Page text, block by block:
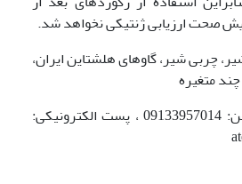
صحت ارزیابی ژنتیکی نخواهد شد.
چربی شیر، گاوهای هلشتاین ایران،
متغیره
* نویسنده مسئول، تلفن: 09133957014 ، پست الکترونیکی: